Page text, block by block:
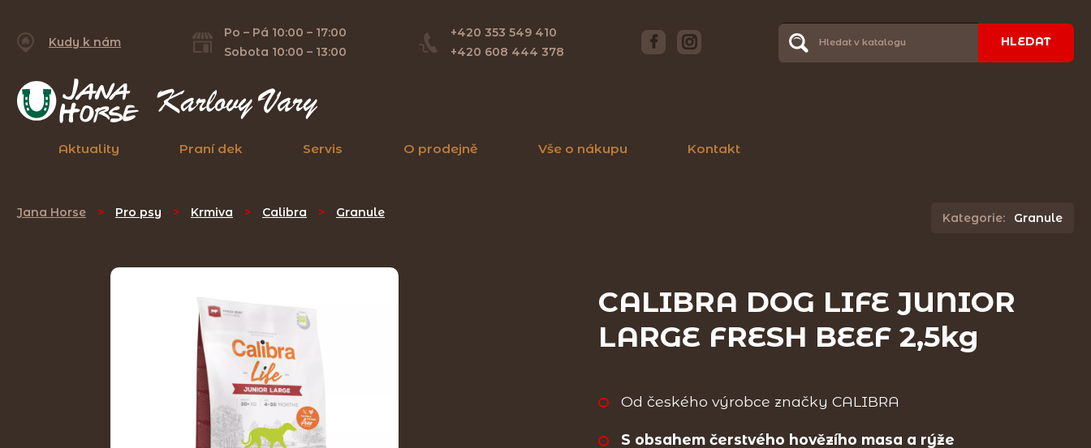
Kudy k nám
Po – Pá 10:00 – 17:00
Sobota 10:00 – 13:00
+420 353 549 410
+420 608 444 378
HLEDAT
Aktuality Praní dek Servis O prodejně Vše o nákupu Kontakt
Jana Horse > Pro psy > Krmiva > Calibra > Granule Kategorie: Granule
CALIBRA DOG LIFE JUNIOR
LARGE FRESH BEEF 2,5kg
Od českého výrobce značky CALIBRA
S obsahem čerstvého hovězího masa a rýže